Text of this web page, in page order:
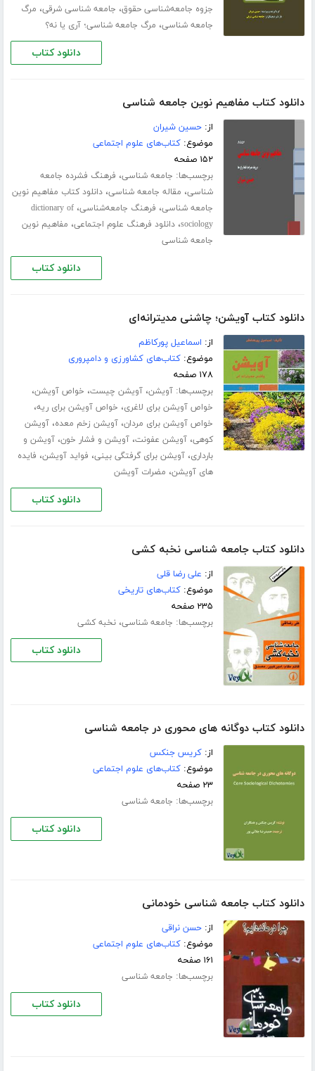
جزوه جامعه‌شناسی حقوق، جامعه شناسی شرقی، مرگ
جامعه شناسی، مرگ جامعه شناسی؛ آری یا نه؟
دانلود کتاب
دانلود کتاب مفاهیم نوین جامعه شناسی
از:حسین شیران
موضوع:کتاب‌های علوم اجتماعی
۱۵۲ صفحه
برچسب‌ها: جامعه شناسی، فرهنگ فشرده جامعه
شناسی، مقاله جامعه شناسی،دانلود کتاب مفاهیم نوین
جامعه شناسی، فرهنگ جامعه‌شناسی،dictionary of
sociology،دانلود فرهنگ علوم اجتماعی، مفاهیم نوین
جامعه شناسی
دانلود کتاب
دانلود کتاب آویشن؛ چاشنی مدیترانه‌ای
از: اسماعیل پورکاظم
موضوع:کتاب‌های کشاورزی و دامپروری
۱۷۸ صفحه
برچسب‌ها:آویشن،آویشن چیست، خواص آویشن،
خواص آویشن برای لاغری، خواص آویشن برای ریه،
خواص آویشن برای مردان،آویشن زخم معده،آویشن
کوهی،آویشن عفونت،آویشن و فشار خون،آویشن و
بارداری،آویشن برای گرفتگی بینی، فواید آویشن، فایده
های آویشن، مضرات آویشن
دانلود کتاب
دانلود کتاب جامعه شناسی نخبه کشی
از: علی رضا قلی
موضوع:کتاب‌های تاریخی
۲۳۵ صفحه
برچسب‌ها: جامعه شناسی،نخبه کشی
دانلود کتاب
دانلود کتاب دوگانه های محوری در جامعه شناسی
از:کریس جنکس
موضوع:کتاب‌های علوم اجتماعی
۲۳ صفحه
برچسب‌ها: جامعه شناسی
دانلود کتاب
دانلود کتاب جامعه شناسی خودمانی
از:حسن نراقی
موضوع:کتاب‌های علوم اجتماعی
۱۶۱ صفحه
برچسب‌ها: جامعه شناسی
دانلود کتاب